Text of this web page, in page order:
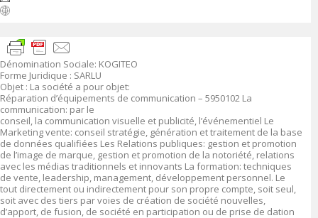
Dénomination Sociale: KOGITEO
Forme Juridique : SARLU
Objet : La société a pour objet:
Réparation d’équipements de communication – 5950102 La
communication: par le
conseil, la communication visuelle et publicité, l’événementiel Le
Marketing vente: conseil stratégie, génération et traitement de la base
de données qualifiées Les Relations publiques: gestion et promotion
de l’image de marque, gestion et promotion de la notoriété, relations
avec les médias traditionnels et innovants La formation: techniques
de vente, leadership, management, développement personnel. Le
tout directement ou indirectement pour son propre compte, soit seul,
soit avec des tiers par voies de création de société nouvelles,
d’apport, de fusion, de société en participation ou de prise de dation